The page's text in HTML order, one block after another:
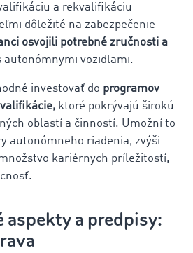
a rekvalifikáciu
dôležité na zabezpečenie
osvojili potrebné zručnosti a
autonómnymi vozidlami.
investovať do programov
ktoré pokrývajú širokú
oblastí a činností. Umožní to
autonómneho riadenia, zvýši
kariérnych príležitostí,
aspekty a predpisy: